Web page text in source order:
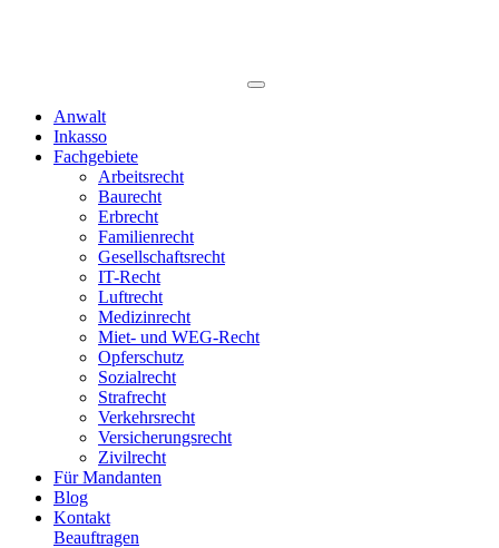
Anwalt
Inkasso
Fachgebiete
Arbeitsrecht
Baurecht
Erbrecht
Familienrecht
Gesellschaftsrecht
IT-Recht
Luftrecht
Medizinrecht
Miet- und WEG-Recht
Opferschutz
Sozialrecht
Strafrecht
Verkehrsrecht
Versicherungsrecht
Zivilrecht
Für Mandanten
Blog
Kontakt
Beauftragen